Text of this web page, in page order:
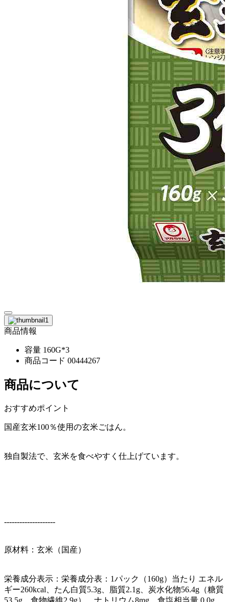
商品情報
容量 160G*3
商品コード 00444267
商品について
おすすめポイント
国産玄米100％使用の玄米ごはん。
独自製法で、玄米を食べやすく仕上げています。
--------------------
原材料：玄米（国産）
栄養成分表示：栄養成分表：1パック（160g）当たり エネル
ギー260kcal、たん白質5.3g、脂質2.1g、炭水化物56.4g（糖質
53.5g、食物繊維2.9g）、ナトリウム8mg、食塩相当量 0.0g